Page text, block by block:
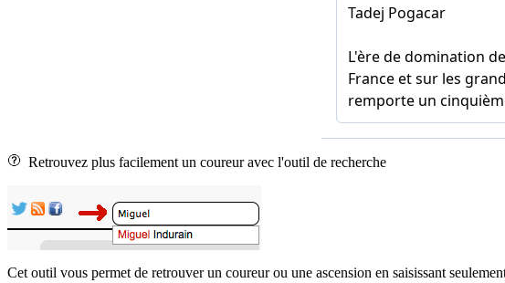
Retrouvez plus facilement un coureur avec l'outil de recherche
Cet outil vous permet de retrouver un coureur ou une ascension en saisissant